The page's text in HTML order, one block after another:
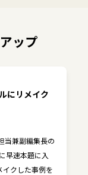
ップ
にリメイク
当兼副編集長の
早速本題に入
クした事例を